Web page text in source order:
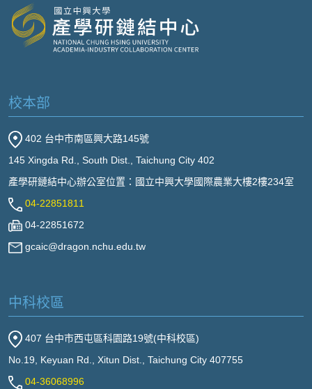
校本部
402 台中市南區興大路145號
145 Xingda Rd., South Dist., Taichung City 402
產學研鏈結中心辦公室位置：國立中興大學國際農業大樓2樓234室
04-22851811
04-22851672
gcaic@dragon.nchu.edu.tw
中科校區
407 台中市西屯區科園路19號(中科校區)
No.19, Keyuan Rd., Xitun Dist., Taichung City 407755
04-36068996